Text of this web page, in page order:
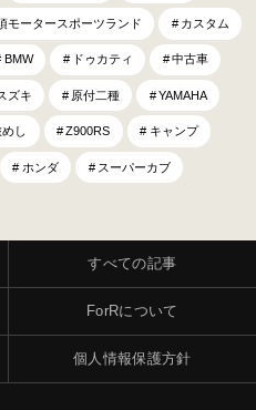
モータースポーツランド カスタム
BMW ドゥカティ 中古車
ズキ 原付二種 YAMAHA
し Z900RS キャンプ
ホンダ スーパーカブ
すべての記事
ForRについて
個人情報保護方針